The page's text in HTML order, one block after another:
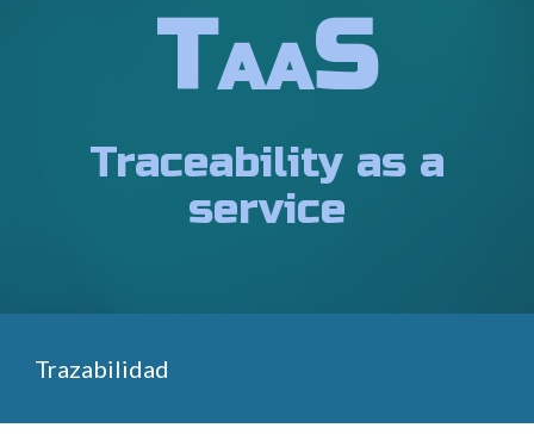
TAAS
Traceability as a
service
Trazabilidad